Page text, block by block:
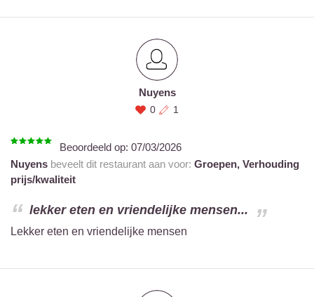
Nuyens
0 1
Beoordeeld op: 07/03/2026
Nuyens beveelt dit restaurant aan voor: Groepen, Verhouding
prijs/kwaliteit
lekker eten en vriendelijke mensen...
Lekker eten en vriendelijke mensen